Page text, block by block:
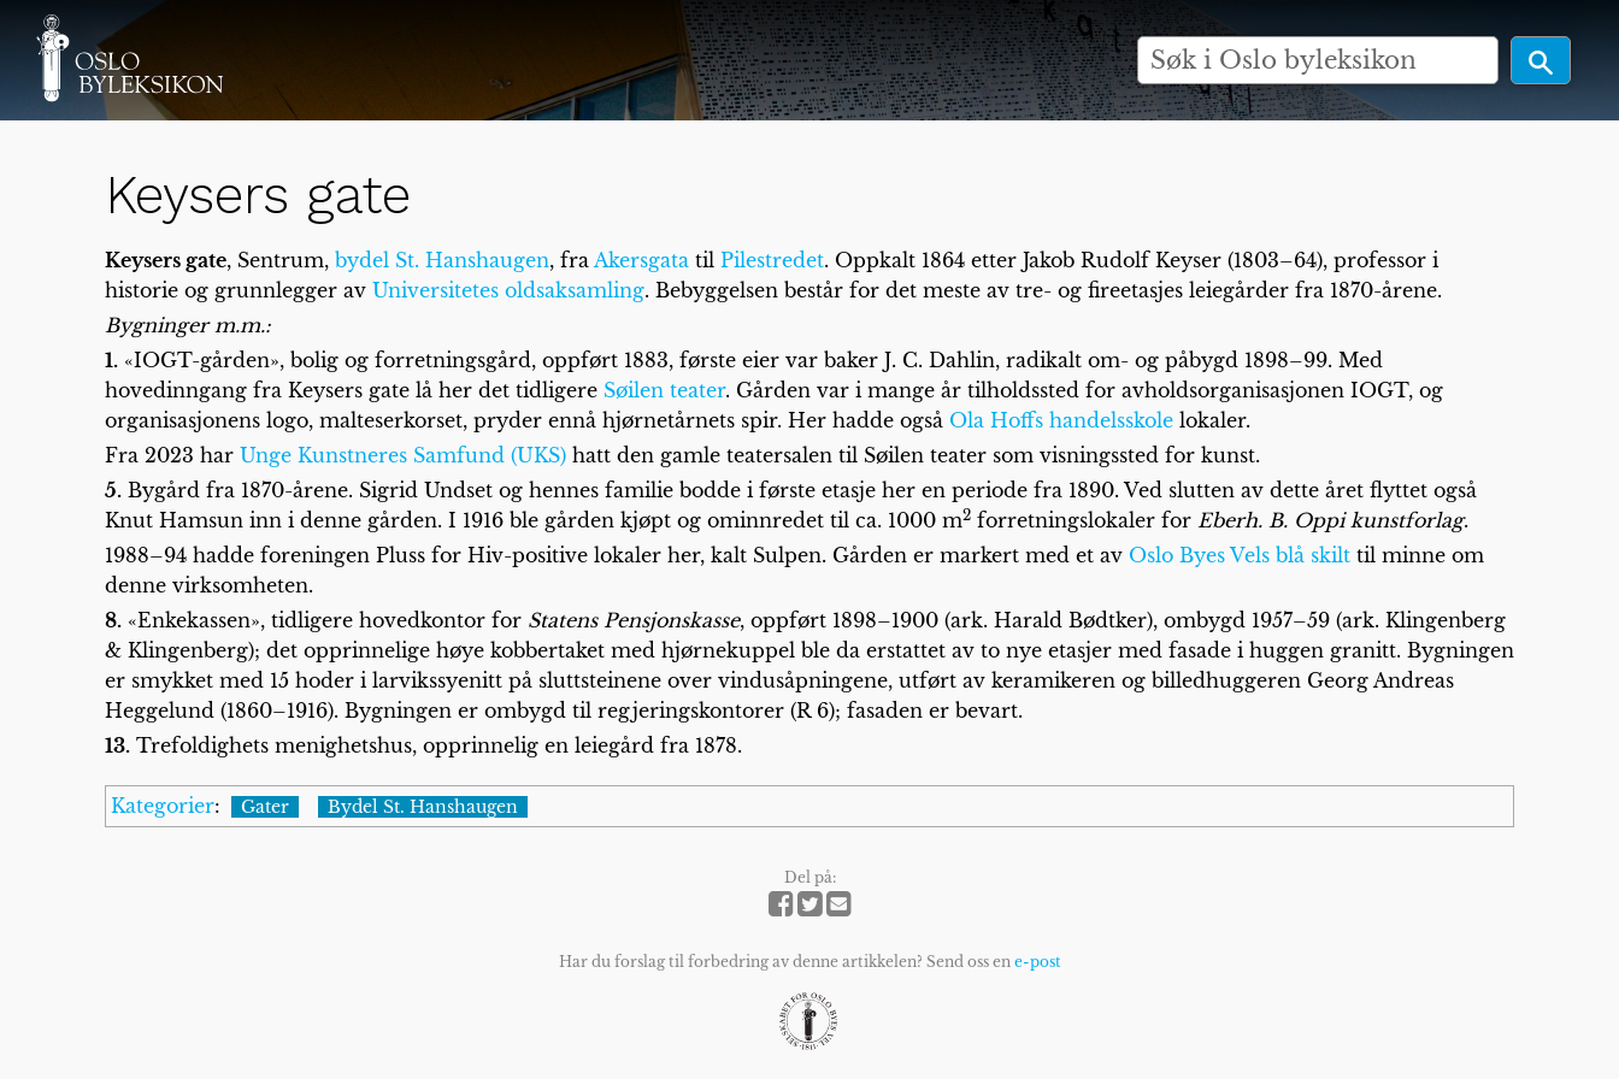
Keysers gate
Keysers gate, Sentrum, bydel St. Hanshaugen, fra Akersgata til Pilestredet. Oppkalt 1864 etter Jakob Rudolf Keyser (1803–64), professor i
historie og grunnlegger av Universitetes oldsaksamling. Bebyggelsen består for det meste av tre- og fireetasjes leiegårder fra 1870-årene.
Bygninger m.m.:
1. «IOGT-gården», bolig og forretningsgård, oppført 1883, første eier var baker J. C. Dahlin, radikalt om- og påbygd 1898–99. Med
hovedinngang fra Keysers gate lå her det tidligere Søilen teater. Gården var i mange år tilholdssted for avholdsorganisasjonen IOGT, og
organisasjonens logo, malteserkorset, pryder ennå hjørnetårnets spir. Her hadde også Ola Hoffs handelsskole lokaler.
Fra 2023 har Unge Kunstneres Samfund (UKS) hatt den gamle teatersalen til Søilen teater som visningssted for kunst.
5. Bygård fra 1870-årene. Sigrid Undset og hennes familie bodde i første etasje her en periode fra 1890. Ved slutten av dette året flyttet også
Knut Hamsun inn i denne gården. I 1916 ble gården kjøpt og ominnredet til ca. 1000 m2 forretningslokaler for Eberh. B. Oppi kunstforlag.
1988–94 hadde foreningen Pluss for Hiv-positive lokaler her, kalt Sulpen. Gården er markert med et av Oslo Byes Vels blå skilt til minne om
denne virksomheten.
8. «Enkekassen», tidligere hovedkontor for Statens Pensjonskasse, oppført 1898–1900 (ark. Harald Bødtker), ombygd 1957–59 (ark. Klingenberg
& Klingenberg); det opprinnelige høye kobbertaket med hjørnekuppel ble da erstattet av to nye etasjer med fasade i huggen granitt. Bygningen
er smykket med 15 hoder i larvikssyenitt på sluttsteinene over vindusåpningene, utført av keramikeren og billedhuggeren Georg Andreas
Heggelund (1860–1916). Bygningen er ombygd til regjeringskontorer (R 6); fasaden er bevart.
13. Trefoldighets menighetshus, opprinnelig en leiegård fra 1878.
Kategorier: Gater Bydel St. Hanshaugen
Del på:
Har du forslag til forbedring av denne artikkelen? Send oss en e-post